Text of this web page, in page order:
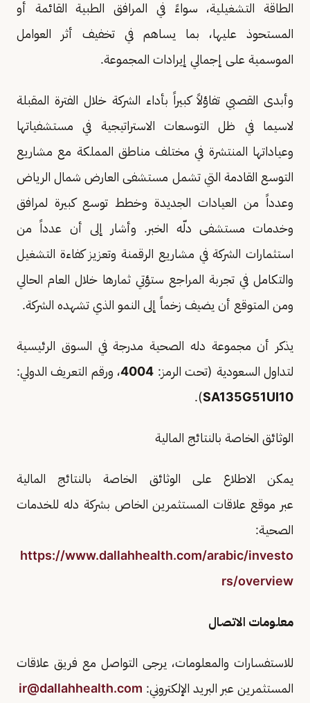
الطاقة التشغيلية، سواءً في المرافق الطبية القائمة أو
المستحوذ عليها، بما يساهم في تخفيف أثر العوامل
الموسمية على إجمالي إيرادات المجموعة.
وأبدى القصبي تفاؤلاً كبيراً بأداء الشركة خلال الفترة المقبلة
لاسيما في ظل التوسعات الاستراتيجية في مستشفياتها
وعياداتها المنتشرة في مختلف مناطق المملكة مع مشاريع
التوسع القادمة التي تشمل مستشفى العارض شمال الرياض
وعدداً من العيادات الجديدة وخطط توسع كبيرة لمرافق
وخدمات مستشفى دلّه الخبر. وأشار إلى أن عدداً من
استثمارات الشركة في مشاريع الرقمنة وتعزيز كفاءة التشغيل
والتكامل في تجربة المراجع ستؤتي ثمارها خلال العام الحالي
ومن المتوقع أن يضيف زخماً إلى النمو الذي تشهده الشركة.
يذكر أن مجموعة دله الصحية مدرجة في السوق الرئيسية
لتداول السعودية (تحت الرمز: 4004، ورقم التعريف الدولي:
SA135G51UI10
).
الوثائق الخاصة بالنتائج المالية
يمكن الاطلاع على الوثائق الخاصة بالنتائج المالية
عبر موقع علاقات المستثمرين الخاص بشركة دله للخدمات
الصحية:
https://www.dallahhealth.com/arabic/investo
rs/overview
معلومات الاتصال
للاستفسارات والمعلومات، يرجى التواصل مع فريق علاقات
المستثمرين عبر البريد الإلكتروني: ir@dallahhealth.com